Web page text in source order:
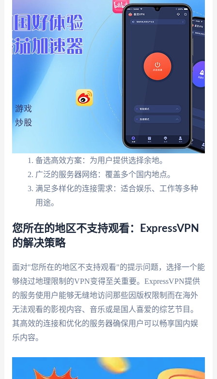
备选高效方案：为用户提供选择余地。
广泛的服务器网络：覆盖多个国内地点。
满足多样化的连接需求：适合娱乐、工作等多种
用途。
您所在的地区不支持观看：ExpressVPN
的解决策略
面对"您所在的地区不支持观看"的提示问题，选择一个能
够绕过地理限制的VPN变得至关重要。ExpressVPN提供
的服务使用户能够无缝地访问那些因版权限制而在海外
无法观看的影视内容、音乐或是国人喜爱的综艺节目。
其高效的连接和优化的服务器确保用户可以畅享国内娱
乐内容。